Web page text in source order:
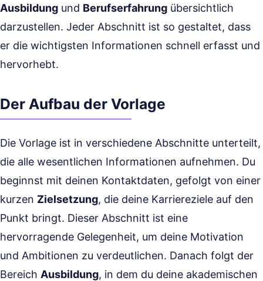
Ausbildung und Berufserfahrung übersichtlich
darzustellen. Jeder Abschnitt ist so gestaltet, dass
er die wichtigsten Informationen schnell erfasst und
hervorhebt.
Der Aufbau der Vorlage
Die Vorlage ist in verschiedene Abschnitte unterteilt,
die alle wesentlichen Informationen aufnehmen. Du
beginnst mit deinen Kontaktdaten, gefolgt von einer
kurzen Zielsetzung, die deine Karriereziele auf den
Punkt bringt. Dieser Abschnitt ist eine
hervorragende Gelegenheit, um deine Motivation
und Ambitionen zu verdeutlichen. Danach folgt der
Bereich Ausbildung, in dem du deine akademischen